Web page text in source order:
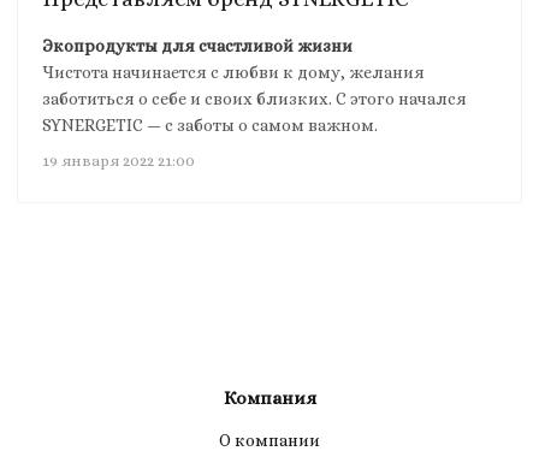
Экопродукты для счастливой жизни
Чистота начинается с любви к дому, желания
заботиться о себе и своих близких. С этого начался
SYNERGETIC — с заботы о самом важном.
19 января 2022 21:00
Компания
О компании